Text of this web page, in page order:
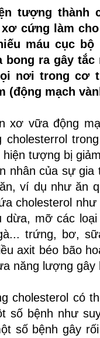
tượng thành
cứng làm
máu cục
bong ra gây
nơi trong cơ
(động mạch
xơ vữa động
tượng bị
nhân của sự gia
ví dụ như ăn
cholesterol
dừa, mỡ các
trứng, bơ,
axit béo bão
năng lượng gây
cholesterol có
số bệnh như
số bệnh gây